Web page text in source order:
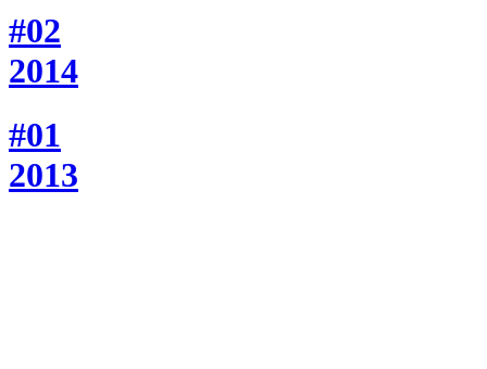
#02
2014
#01
2013